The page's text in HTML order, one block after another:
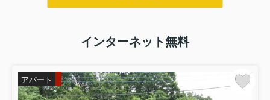
インターネット無料
アパート